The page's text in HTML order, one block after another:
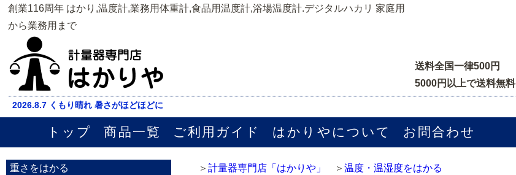
創業116周年 はかり,温度計,業務用体重計,食品用温度計,浴場温度計.デジタルハカリ 家庭用
から業務用まで
送料全国一律500円
5000円以上で送料無料
2026.8.7 くもり晴れ 暑さがほどほどに
トップ 商品一覧 ご利用ガイド はかりやについて お問合わせ
計量器専門店「はかりや」 温度・温湿度をはかる
重さをはかる